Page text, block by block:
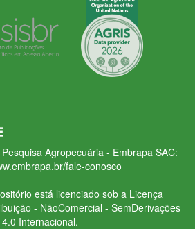
Agropecuária - Embrapa SAC:
fale-conosco
está licenciado sob a Licença
- NãoComercial - SemDerivações
4.0 Internacional.